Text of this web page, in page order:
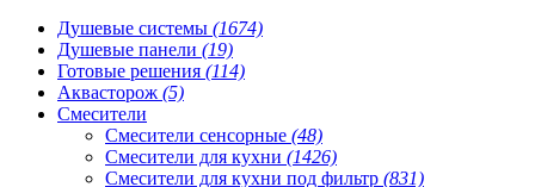
Душевые системы (1674)
Душевые панели (19)
Готовые решения (114)
Аквасторож (5)
Смесители
Смесители сенсорные (48)
Смесители для кухни (1426)
Смесители для кухни под фильтр (831)